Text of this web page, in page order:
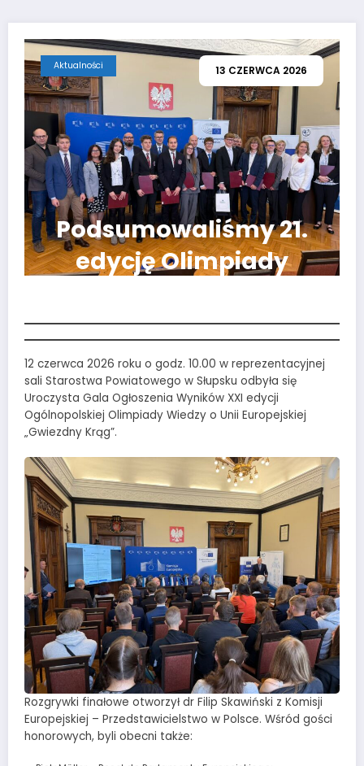
Aktualności 13 CZERWCA 2026
Podsumowaliśmy 21.
edycję Olimpiady
12 czerwca 2026 roku o godz. 10.00 w reprezentacyjnej
sali Starostwa Powiatowego w Słupsku odbyła się
Uroczysta Gala Ogłoszenia Wyników XXI edycji
Ogólnopolskiej Olimpiady Wiedzy o Unii Europejskiej
„Gwiezdny Krąg”.
Rozgrywki finałowe otworzył dr Filip Skawiński z Komisji
Europejskiej – Przedstawicielstwo w Polsce. Wśród gości
honorowych, byli obecni także: